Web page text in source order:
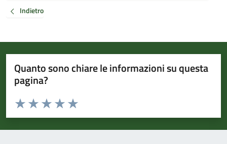
Indietro
Quanto sono chiare le informazioni su questa
pagina?
Valuta da 1 a 5 stelle la pagina
Valuta 5 stelle su 5
Valuta 4 stelle su 5
Valuta 3 stelle su 5
Valuta 2 stelle su 5
Valuta 1 stelle su 5